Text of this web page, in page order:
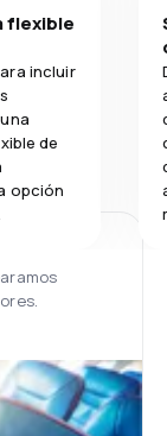
flexible
incluir
de
opción